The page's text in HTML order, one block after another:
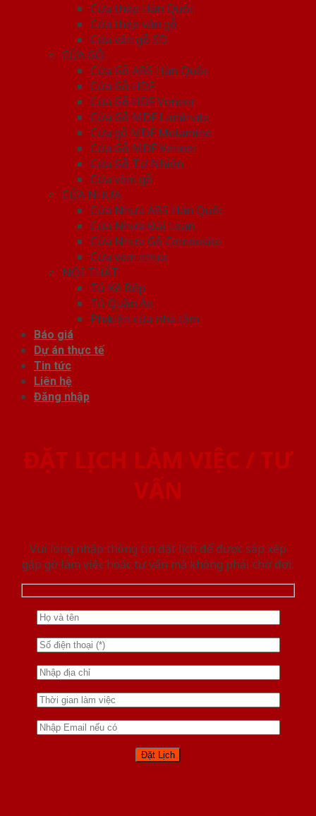
Cửa thép Hàn Quốc
Cửa thép vân gỗ
Cửa vân gỗ 5D
CỬA GỖ
Cửa Gỗ ABS Hàn Quốc
Cửa Gỗ HDF
Cửa Gỗ HDF Veneer
Cửa Gỗ MDF Laminate
Cửa gỗ MDF Melamine
Cửa Gỗ MDF Veneer
Cửa Gỗ Tự Nhiên
Cửa vòm gỗ
CỬA NHỰA
Cửa Nhựa ABS Hàn Quốc
Cửa Nhựa Đài Loan
Cửa Nhựa Gỗ Composite
Cửa vòm nhựa
NỘI THẤT
Tủ Kệ Bếp
Tủ Quần Áo
Phụ kiện cửa nhà tắm
Báo giá
Dự án thực tế
Tin tức
Liên hệ
Đăng nhập
ĐẶT LỊCH LÀM VIỆC / TƯ
VẤN
Vui lòng nhập thông tin đặt lịch để được sắp xếp
gặp gỡ làm việc hoăc tư vấn mà không phải chờ đợi.